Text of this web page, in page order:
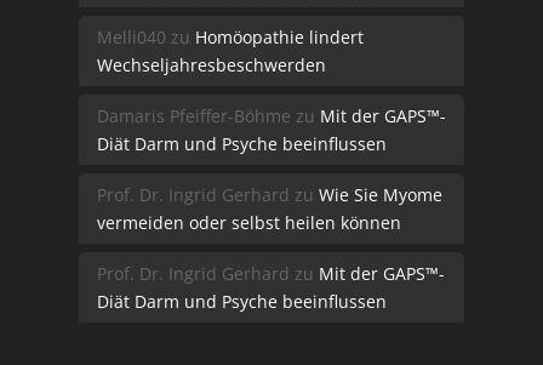
Melli040 zu Homöopathie lindert
Wechseljahresbeschwerden
Damaris Pfeiffer-Böhme zu Mit der GAPS™-
Diät Darm und Psyche beeinflussen
Prof. Dr. Ingrid Gerhard zu Wie Sie Myome
vermeiden oder selbst heilen können
Prof. Dr. Ingrid Gerhard zu Mit der GAPS™-
Diät Darm und Psyche beeinflussen